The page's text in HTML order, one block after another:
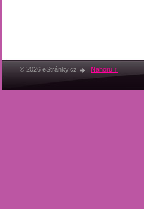
© 2026 eStránky.cz | Nahoru ↑